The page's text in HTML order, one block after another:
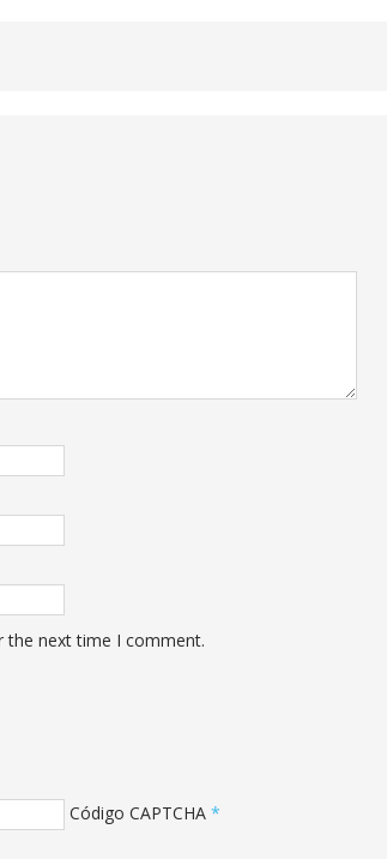
the next time I comment.
Código CAPTCHA *